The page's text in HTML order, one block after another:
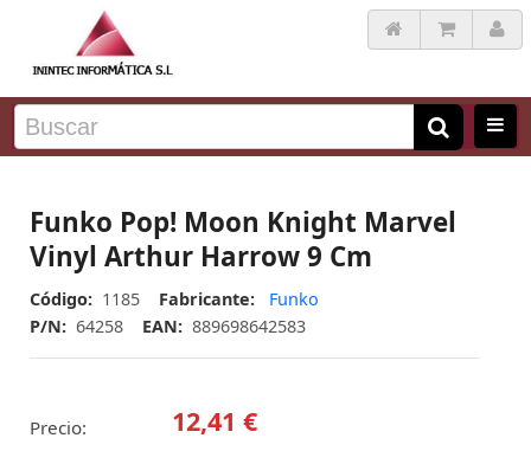
Funko Pop! Moon Knight Marvel
Vinyl Arthur Harrow 9 Cm
Código: 1185 Fabricante:
Funko
P/N: 64258 EAN: 889698642583
Precio: 12,41 €